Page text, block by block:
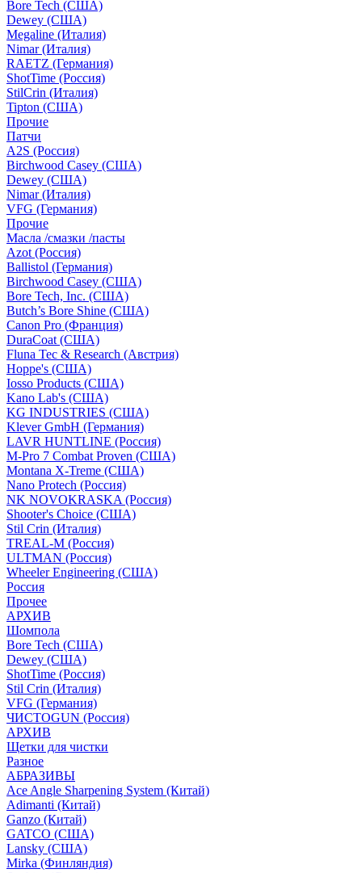
Bore Tech (США)
Dewey (США)
Megaline (Италия)
Nimar (Италия)
RAETZ (Германия)
ShotTime (Россия)
StilCrin (Италия)
Tipton (США)
Прочие
Патчи
A2S (Россия)
Birchwood Casey (США)
Dewey (США)
Nimar (Италия)
VFG (Германия)
Прочие
Масла /смазки /пасты
Azot (Россия)
Ballistol (Германия)
Birchwood Casey (США)
Bore Tech, Inc. (США)
Butch’s Bore Shine (СШA)
Canon Pro (Франция)
DuraCoat (США)
Fluna Tec & Research (Австрия)
Hoppe's (США)
Iosso Products (США)
Kano Lab's (США)
KG INDUSTRIES (США)
Klever GmbH (Германия)
LAVR HUNTLINE (Россия)
M-Pro 7 Combat Proven (СШA)
Montana X-Treme (США)
Nano Protech (Россия)
NK NOVOKRASKA (Россия)
Shooter's Choice (СШA)
Stil Crin (Италия)
TREAL-M (Россия)
ULTMAN (Россия)
Wheeler Engineering (СШA)
Россия
Прочее
АРХИВ
Шомпола
Bore Tech (США)
Dewey (США)
ShotTime (Россия)
Stil Crin (Италия)
VFG (Германия)
ЧИСТОGUN (Россия)
АРХИВ
Щетки для чистки
Разное
АБРАЗИВЫ
Ace Angle Sharpening System (Китай)
Adimanti (Китай)
Ganzo (Китай)
GATCO (США)
Lansky (США)
Mirka (Финляндия)